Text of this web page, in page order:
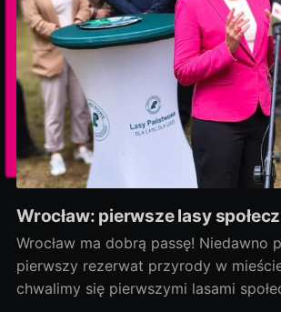
Wrocław: pierwsze lasy
Wrocław ma dobrą passę! Niedawno
pierwszy rezerwat przyrody w
chwalimy się pierwszymi lasami